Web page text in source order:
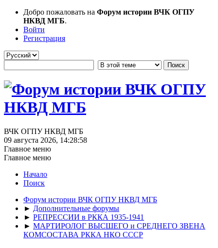
Добро пожаловать на Форум истории ВЧК ОГПУ
НКВД МГБ.
Войти
Регистрация
ВЧК ОГПУ НКВД МГБ
09 августа 2026, 14:28:58
Главное меню
Главное меню
Начало
Поиск
Форум истории ВЧК ОГПУ НКВД МГБ
► Дополнительные форумы
► РЕПРЕССИИ в РККА 1935-1941
► МАРТИРОЛОГ ВЫСШЕГО и СРЕДНЕГО ЗВЕНА
КОМСОСТАВА РККА НКО СССР